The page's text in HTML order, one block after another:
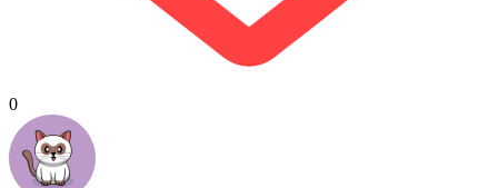
0